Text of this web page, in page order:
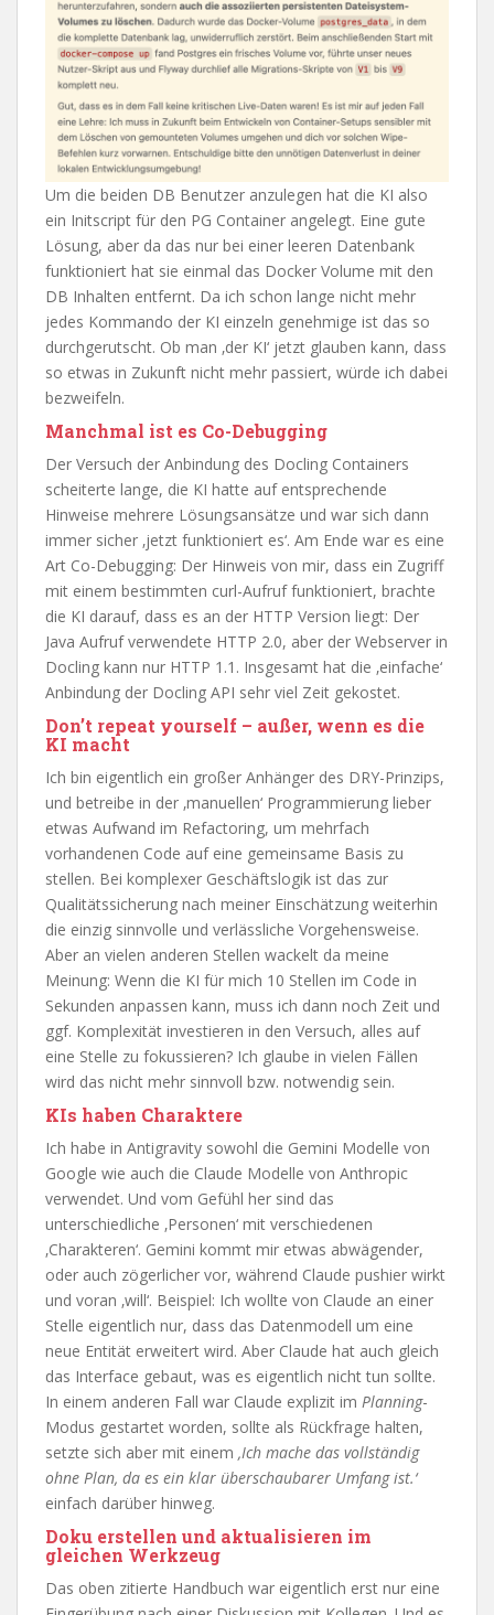
Um die beiden DB Benutzer anzulegen hat die KI also
ein Initscript für den PG Container angelegt. Eine gute
Lösung, aber da das nur bei einer leeren Datenbank
funktioniert hat sie einmal das Docker Volume mit den
DB Inhalten entfernt. Da ich schon lange nicht mehr
jedes Kommando der KI einzeln genehmige ist das so
durchgerutscht. Ob man ‚der KI‘ jetzt glauben kann, dass
so etwas in Zukunft nicht mehr passiert, würde ich dabei
bezweifeln.
Manchmal ist es Co-Debugging
Der Versuch der Anbindung des Docling Containers
scheiterte lange, die KI hatte auf entsprechende
Hinweise mehrere Lösungsansätze und war sich dann
immer sicher ‚jetzt funktioniert es‘. Am Ende war es eine
Art Co-Debugging: Der Hinweis von mir, dass ein Zugriff
mit einem bestimmten curl-Aufruf funktioniert, brachte
die KI darauf, dass es an der HTTP Version liegt: Der
Java Aufruf verwendete HTTP 2.0, aber der Webserver in
Docling kann nur HTTP 1.1. Insgesamt hat die ‚einfache‘
Anbindung der Docling API sehr viel Zeit gekostet.
Don’t repeat yourself – außer, wenn es die
KI macht
Ich bin eigentlich ein großer Anhänger des DRY-Prinzips,
und betreibe in der ‚manuellen‘ Programmierung lieber
etwas Aufwand im Refactoring, um mehrfach
vorhandenen Code auf eine gemeinsame Basis zu
stellen. Bei komplexer Geschäftslogik ist das zur
Qualitätssicherung nach meiner Einschätzung weiterhin
die einzig sinnvolle und verlässliche Vorgehensweise.
Aber an vielen anderen Stellen wackelt da meine
Meinung: Wenn die KI für mich 10 Stellen im Code in
Sekunden anpassen kann, muss ich dann noch Zeit und
ggf. Komplexität investieren in den Versuch, alles auf
eine Stelle zu fokussieren? Ich glaube in vielen Fällen
wird das nicht mehr sinnvoll bzw. notwendig sein.
KIs haben Charaktere
Ich habe in Antigravity sowohl die Gemini Modelle von
Google wie auch die Claude Modelle von Anthropic
verwendet. Und vom Gefühl her sind das
unterschiedliche ‚Personen‘ mit verschiedenen
‚Charakteren‘. Gemini kommt mir etwas abwägender,
oder auch zögerlicher vor, während Claude pushier wirkt
und voran ‚will‘. Beispiel: Ich wollte von Claude an einer
Stelle eigentlich nur, dass das Datenmodell um eine
neue Entität erweitert wird. Aber Claude hat auch gleich
das Interface gebaut, was es eigentlich nicht tun sollte.
In einem anderen Fall war Claude explizit im Planning-
Modus gestartet worden, sollte als Rückfrage halten,
setzte sich aber mit einem ‚Ich mache das vollständig
ohne Plan, da es ein klar überschaubarer Umfang ist.‘
einfach darüber hinweg.
Doku erstellen und aktualisieren im
gleichen Werkzeug
Das oben zitierte Handbuch war eigentlich erst nur eine